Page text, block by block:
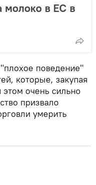
молоко в ЕС в
поведение"
которые, закупая
очень сильно
призвало
умерить